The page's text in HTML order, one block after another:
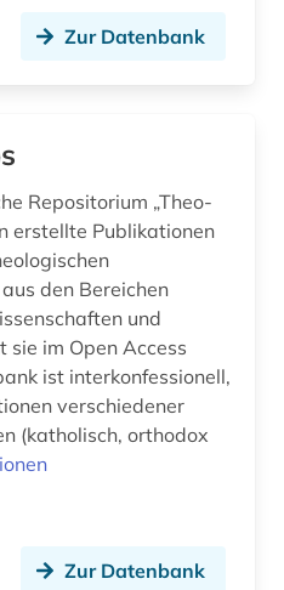
Zur Datenbank
Repositorium „Theo-
erstellte Publikationen
den Bereichen
und
sie im Open Access
ist interkonfessionell,
verschiedener
(katholisch, orthodox
Zur Datenbank